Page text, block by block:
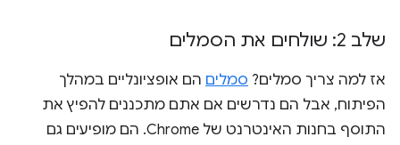
שלב 2: שולחים את הסמלים
אז למה צריך סמלים? סמלים הם אופציונליים במהלך
הפיתוח, אבל הם נדרשים אם אתם מתכננים להפיץ את
התוסף בחנות האינטרנט של Chrome. הם מופיעים גם